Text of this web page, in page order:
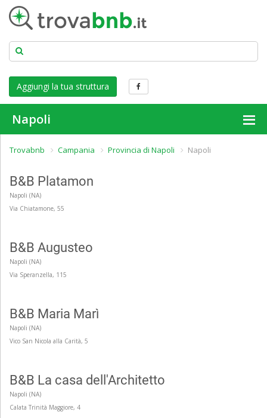
Aggiungi la tua struttura
Napoli
Trovabnb Campania Provincia di Napoli Napoli
B&B Platamon
Napoli (NA)
Via Chiatamone, 55
B&B Augusteo
Napoli (NA)
Via Speranzella, 115
B&B Maria Marì
Napoli (NA)
Vico San Nicola alla Carità, 5
B&B La casa dell'Architetto
Napoli (NA)
Calata Trinità Maggiore, 4